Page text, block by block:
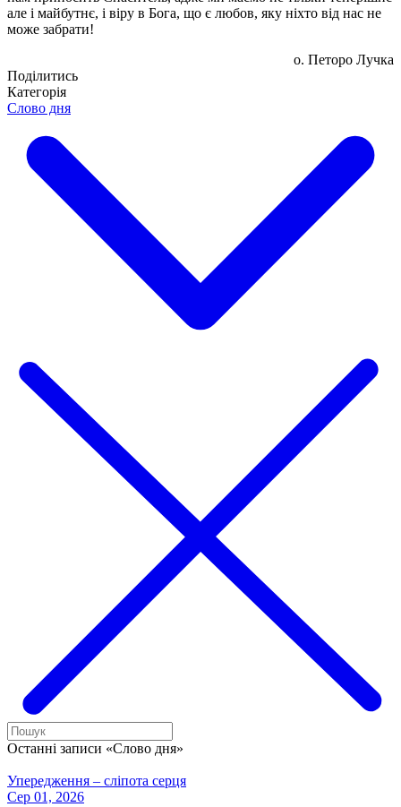
але і майбутнє, і віру в Бога, що є любов, яку ніхто від нас не
може забрати!
о. Петоро Лучка
Поділитись
Категорія
Слово дня
Останні записи «Слово дня»
Упередження – сліпота серця
Сер 01, 2026